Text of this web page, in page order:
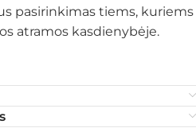
pasirinkimas tiems, kuriems
atramos kasdienybėje.